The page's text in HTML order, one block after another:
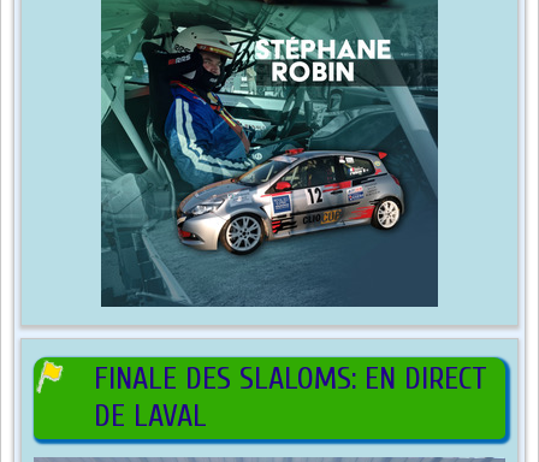
FINALE DES SLALOMS: EN DIRECT
DE LAVAL